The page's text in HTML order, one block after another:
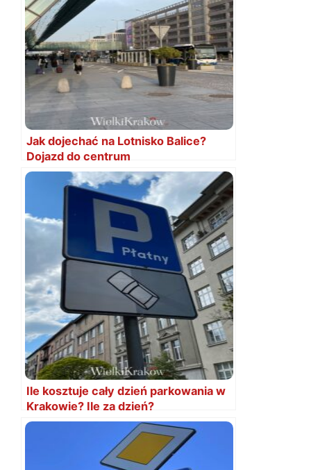
Jak dojechać na Lotnisko Balice?
Dojazd do centrum
Ile kosztuje cały dzień parkowania w
Krakowie? Ile za dzień?